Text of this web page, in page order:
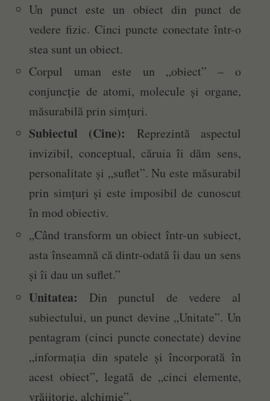
Un punct este un obiect din punct de
vedere fizic. Cinci puncte conectate într-o
stea sunt un obiect.
Corpul uman este un „obiect” – o
conjuncție de atomi, molecule și organe,
măsurabilă prin simțuri.
Subiectul (Cine): Reprezintă aspectul
invizibil, conceptual, căruia îi dăm sens,
personalitate și „suflet”. Nu este măsurabil
prin simțuri și este imposibil de cunoscut
în mod obiectiv.
„Când transform un obiect într-un subiect,
asta înseamnă că dintr-odată îi dau un sens
și îi dau un suflet.”
Unitatea: Din punctul de vedere al
subiectului, un punct devine „Unitate”. Un
pentagram (cinci puncte conectate) devine
„informația din spatele și încorporată în
acest obiect”, legată de „cinci elemente,
vrăjitorie, alchimie”.